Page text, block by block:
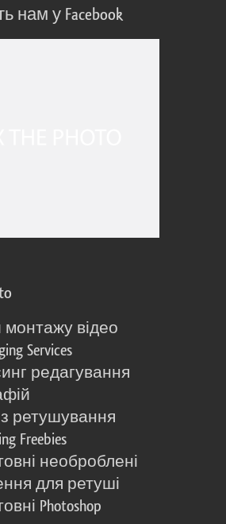
нам у Facebook
монтажу відео
Services
редагування
ретушування
Freebies
необроблені
для ретуші
Photoshop